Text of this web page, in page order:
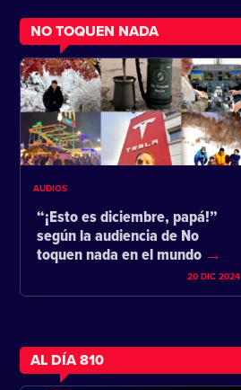
NO TOQUEN NADA
AUDIOS
“¡Esto es diciembre, papá!”
según la audiencia de No
toquen nada en el mundo
20 DIC 2024
AL DÍA 810